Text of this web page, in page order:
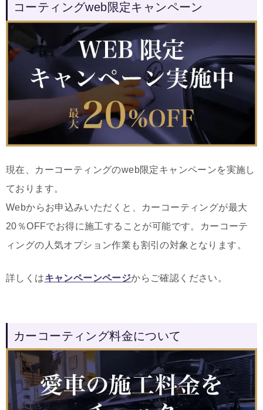
コーティングweb限定キャンペーン
現在、カーコーティングのweb限定キャンペーンを実施し
ております。
Webからお申込みいただくと、カーコーティングが最大
20％OFFでお得に施工することが可能です。カーコーテ
ィングの人気オプション作業も割引の対象となります。
詳しくはキャンペーンページからご確認ください。
カーコーティング料金について